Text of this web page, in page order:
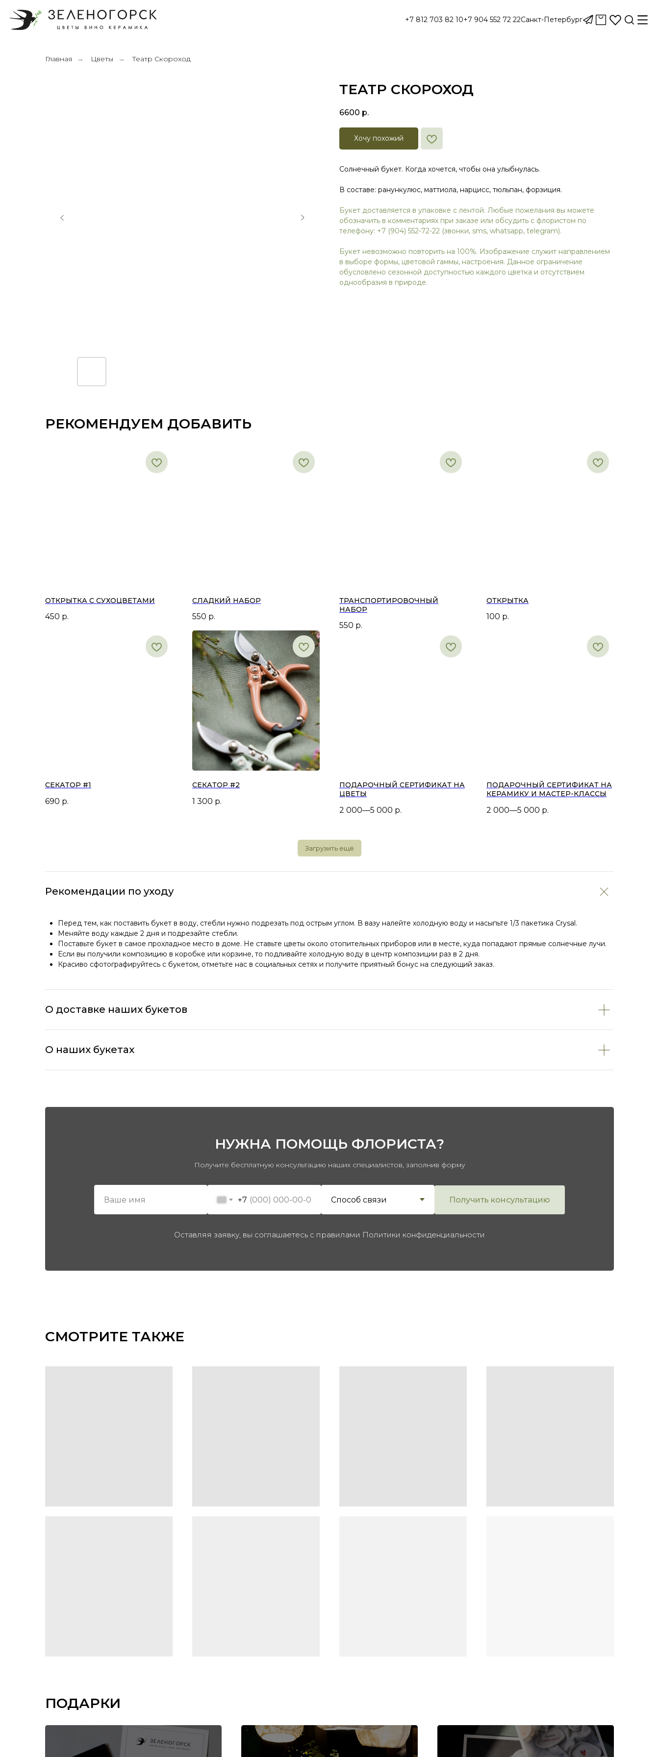
+7 812 703 82 10+7 904 552 72 22Санкт-Петербург
Главная → Цветы → Театр Скороход
ТЕАТР СКОРОХОД
6600 р.
Хочу похожий
Солнечный букет. Когда хочется, чтобы она улыбнулась.
В составе: ранункулюс, маттиола, нарцисс, тюльпан, форзиция.
Букет доставляется в упаковке с лентой. Любые пожелания вы можете
обозначить в комментариях при заказе или обсудить с флористом по
телефону: +7 (904) 552-72-22 (звонки, sms, whatsapp, telegram).
Букет невозможно повторить на 100%. Изображение служит направлением
в выборе формы, цветовой гаммы, настроения. Данное ограничение
обусловлено сезонной доступностью каждого цветка и отсутствием
однообразия в природе.
РЕКОМЕНДУЕМ ДОБАВИТЬ
ОТКРЫТКА С СУХОЦВЕТАМИ
450 р.
СЛАДКИЙ НАБОР
550 р.
ТРАНСПОРТИРОВОЧНЫЙ
НАБОР
550 р.
ОТКРЫТКА
100 р.
СЕКАТОР #1
690 р.
СЕКАТОР #2
1 300 р.
ПОДАРОЧНЫЙ СЕРТИФИКАТ НА
ЦВЕТЫ
2 000—5 000 р.
ПОДАРОЧНЫЙ СЕРТИФИКАТ НА
КЕРАМИКУ И МАСТЕР-КЛАССЫ
2 000—5 000 р.
Загрузить ещё
Рекомендации по уходу
Перед тем, как поставить букет в воду, стебли нужно подрезать под острым углом. В вазу налейте холодную воду и насыпьте 1/3 пакетика Crysal.
Меняйте воду каждые 2 дня и подрезайте стебли.
Поставьте букет в самое прохладное место в доме. Не ставьте цветы около отопительных приборов или в месте, куда попадают прямые солнечные лучи.
Если вы получили композицию в коробке или корзине, то подливайте холодную воду в центр композиции раз в 2 дня.
Красиво сфотографируйтесь с букетом, отметьте нас в социальных сетях и получите приятный бонус на следующий заказ.
О доставке наших букетов
О наших букетах
НУЖНА ПОМОЩЬ ФЛОРИСТА?
Получите бесплатную консультацию наших специалистов, заполнив форму
+7 Получить консультацию
Оставляя заявку, вы соглашаетесь с правилами Политики конфиденциальности
СМОТРИТЕ ТАКЖЕ
ПОДАРКИ